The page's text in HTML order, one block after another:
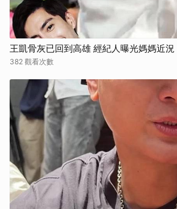
王凱骨灰已回到高雄 經紀人曝光媽媽近況
382 觀看次數